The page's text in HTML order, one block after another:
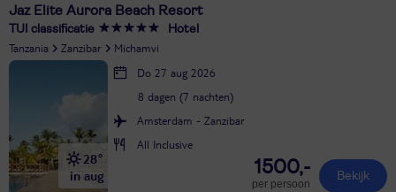
Jaz Elite Aurora Beach Resort
TUI classificatie Hotel
Tanzania Zanzibar Michamvi
28°
in aug
Do 27 aug 2026
8 dagen (7 nachten)
Amsterdam - Zanzibar
All Inclusive
1500,-
per persoon
Bekijk